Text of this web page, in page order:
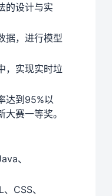
的设计与实
据，进行模型
，实现实时垃
达到95%以
大赛一等奖。
、
CSS、